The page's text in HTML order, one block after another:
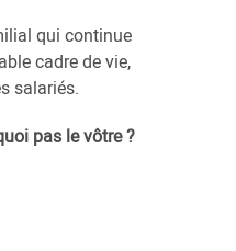
qui continue
cadre de vie,
salariés.
pas le vôtre ?